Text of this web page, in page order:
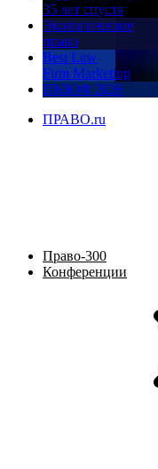
35 лет спустя
Экологическое
право
Best Law
Firm Marketing
ПМЮФ 2026
ПРАВО.ru
Право-300
Конференции